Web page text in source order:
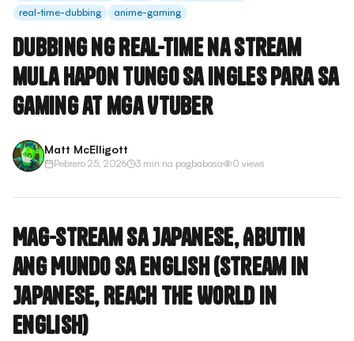
real-time-dubbing
anime-gaming
Dubbing ng Real-Time na Stream
mula Hapon tungo sa Ingles para sa
Gaming at mga VTuber
Matt McElligott
Pebrero 25, 2026 3 min na pagbabasa 0 views
Mag-stream sa Japanese, Abutin
ang Mundo sa English (Stream in
Japanese, Reach the World in
English)